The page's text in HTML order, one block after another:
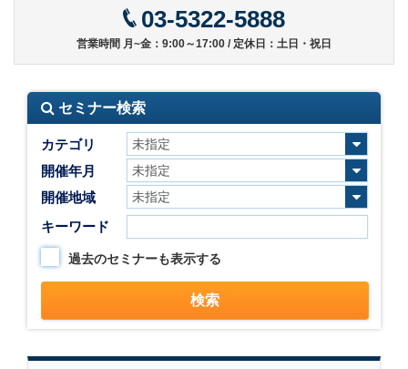
03-5322-5888
営業時間 月~金：9:00～17:00 / 定休日：土日・祝日
セミナー検索
カテゴリ
開催年月
開催地域
キーワード
過去のセミナーも表示する